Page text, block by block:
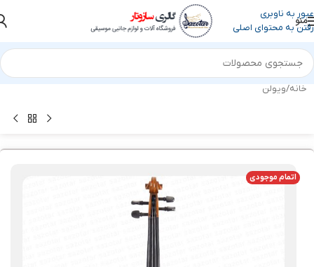
عبور به ناوبری
رفتن به محتوای اصلی
منو
خانه/ویولن
اتمام موجودی